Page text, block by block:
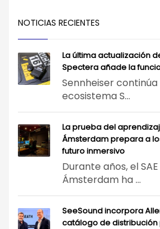
NOTICIAS RECIENTES
La última actualización
Spectera añade la
Sennheiser
ecosistema S...
La prueba del
Ámsterdam prepara a
futuro inmersivo
Durante años, el
Ámsterdam ha ...
SeeSound incorpora
catálogo de